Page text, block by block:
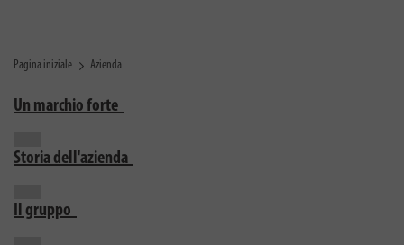
Pagina iniziale Azienda
Un marchio forte
Storia dell'azienda
Il gruppo